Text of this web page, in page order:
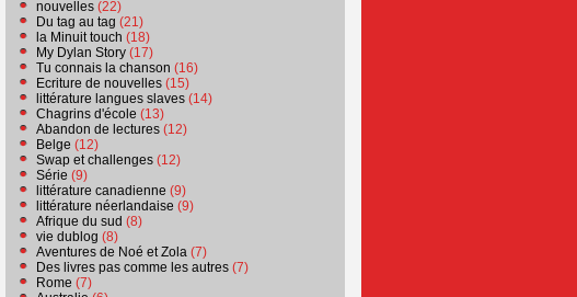
nouvelles (22)
Du tag au tag (21)
la Minuit touch (18)
My Dylan Story (17)
Tu connais la chanson (16)
Ecriture de nouvelles (15)
littérature langues slaves (14)
Chagrins d'école (13)
Abandon de lectures (12)
Belge (12)
Swap et challenges (12)
Série (9)
littérature canadienne (9)
littérature néerlandaise (9)
Afrique du sud (8)
vie dublog (8)
Aventures de Noé et Zola (7)
Des livres pas comme les autres (7)
Rome (7)